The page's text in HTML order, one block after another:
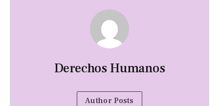
Derechos Humanos
Author Posts